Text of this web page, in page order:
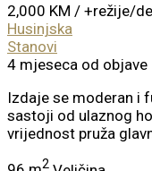
2,000 KM / +režije/
Husinjska
Stanovi
4 mjeseca od objave
Izdaje se moderan i
sastoji od ulaznog
vrijednost pruža
2